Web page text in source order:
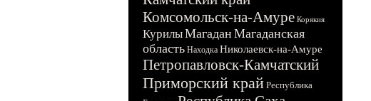
Комсомольск-на-Амуре Корякия
КурилыМагадан Магаданская
область Находка Николаевск-на-Амуре
Петропавловск-Камчатский
Приморский край Республика